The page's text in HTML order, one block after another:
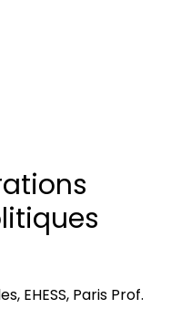
EHESS, Paris Prof.